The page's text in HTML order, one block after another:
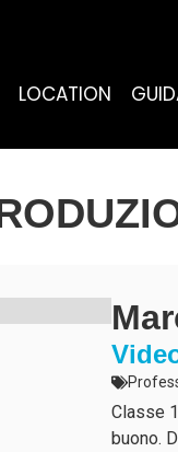
LOCATION
Classe
buono.